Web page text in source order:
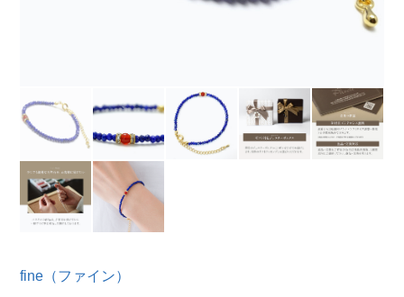
fine（ファイン）